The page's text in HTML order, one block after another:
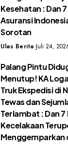
Kesehatan : Dan
Asuransi
Sorotan
Ulas Berita Juli 24,
Palang Pintu
Menutup! KA
Truk Ekspedisi di
Tewas dan
Terlambat : Dan 7
Kecelakaan
Menggemparkan